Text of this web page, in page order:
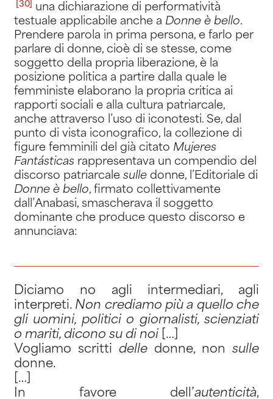
[30]
una dichiarazione di performatività
testuale applicabile anche a Donne è bello.
Prendere parola in prima persona, e farlo per
parlare di donne, cioè di se stesse, come
soggetto della propria liberazione, è la
posizione politica a partire dalla quale le
femministe elaborano la propria critica ai
rapporti sociali e alla cultura patriarcale,
anche attraverso l’uso di iconotesti. Se, dal
punto di vista iconografico, la collezione di
figure femminili del già citato Mujeres
Fantásticasrappresentava un compendio del
discorso patriarcale sulledonne, l’Editoriale di
Donne è bello, firmato collettivamente
dall’Anabasi, smascherava il soggetto
dominante che produce questo discorso e
annunciava:
Diciamo no agli intermediari, agli
interpreti. Non crediamo più a quello che
gli uomini, politici o giornalisti, scienziati
o mariti, dicono su di noi […]
Vogliamo scritti delle donne, nonsulle
donne.
[…]
In favore dell’autenticità,